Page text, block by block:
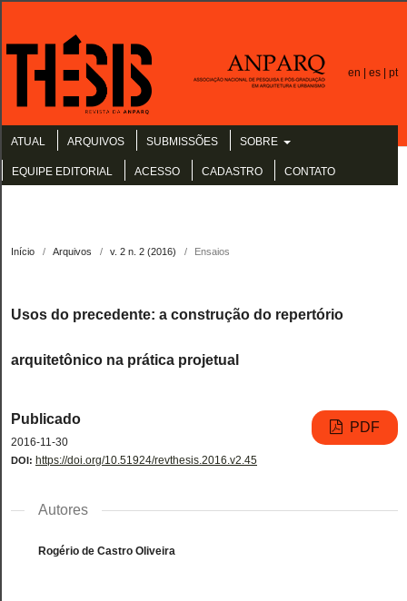
en | es | pt
ATUAL ARQUIVOS SUBMISSÕES SOBRE
EQUIPE EDITORIAL ACESSO CADASTRO CONTATO
Início / Arquivos / v. 2 n. 2 (2016) / Ensaios
Usos do precedente: a construção do repertório
arquitetônico na prática projetual
Publicado
2016-11-30
PDF
DOI: https://doi.org/10.51924/revthesis.2016.v2.45
Autores
Rogério de Castro Oliveira